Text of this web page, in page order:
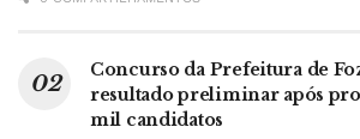
Concurso da Prefeitura de
resultado preliminar após
mil candidatos